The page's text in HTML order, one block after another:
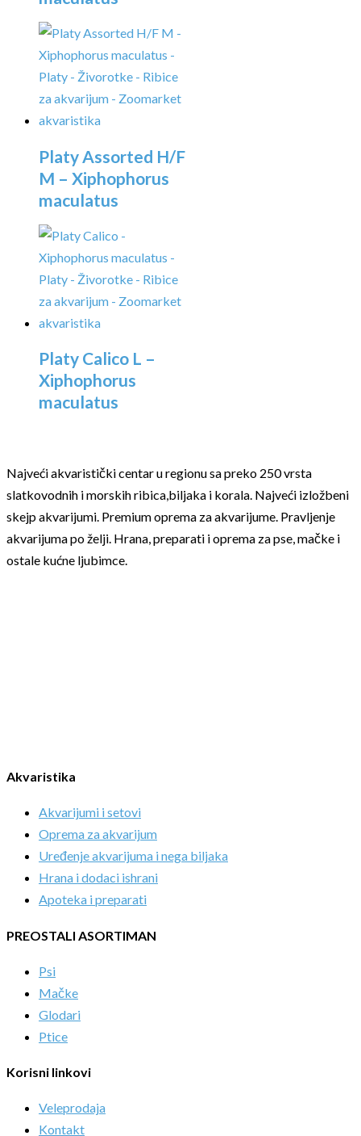
Platy Assorted H/F
M – Xiphophorus
maculatus
Platy Calico L –
Xiphophorus
maculatus
Najveći akvaristički centar u regionu sa preko 250 vrsta
slatkovodnih i morskih ribica,biljaka i korala. Najveći izložbeni
skejp akvarijumi. Premium oprema za akvarijume. Pravljenje
akvarijuma po želji. Hrana, preparati i oprema za pse, mačke i
ostale kućne ljubimce.
Akvaristika
Akvarijumi i setovi
Oprema za akvarijum
Uređenje akvarijuma i nega biljaka
Hrana i dodaci ishrani
Apoteka i preparati
PREOSTALI ASORTIMAN
Psi
Mačke
Glodari
Ptice
Korisni linkovi
Veleprodaja
Kontakt